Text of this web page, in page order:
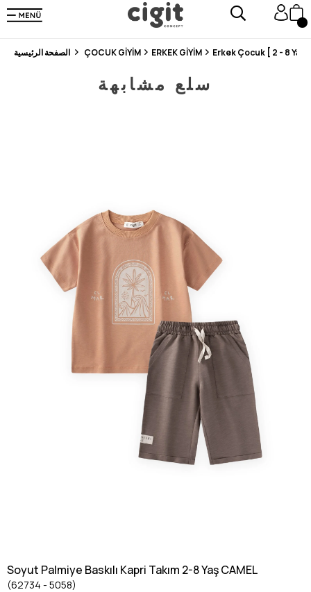
En Uygun Fiyat Garantisi !
300₺ ve Üzeri Alışverişlerde Kargo Ücretsiz !
Koşulsuz Şartsız İade İmkanı
ÇOCUK GİYİM ERKEK GİYİM Erkek Çocuk [ 2 - 8 Yaş ]
سلع مشابهة
Soyut Palmiye Baskılı Kapri Takım 2-8 Yaş CAMEL
(62734 - 5058)